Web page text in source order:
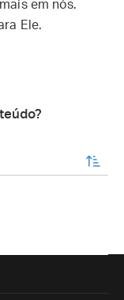
em nós.
Ele.
enviar